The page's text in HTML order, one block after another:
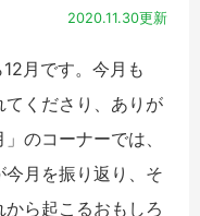
2020.11.30更新
月です。今月も
てくださり、ありが
のコーナーでは、
月を振り返り、そ
ら起こるおもしろ